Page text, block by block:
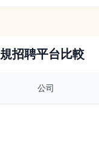
招聘平台比較
公司